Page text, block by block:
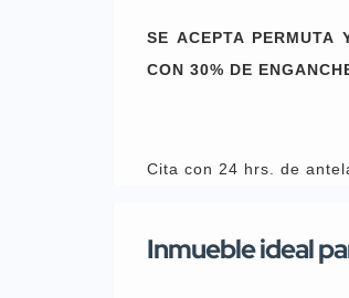
SE ACEPTA PERMUTA
CON 30% DE
Cita con 24 hrs. de
Inmueble ideal